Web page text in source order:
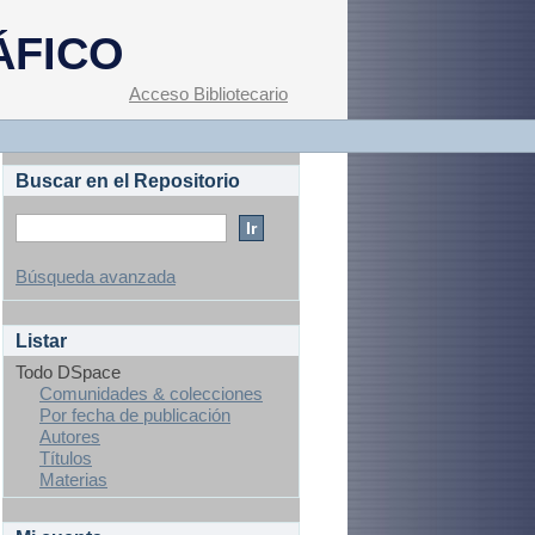
Acceso Bibliotecario
Buscar en el Repositorio
Búsqueda avanzada
Listar
Todo DSpace
Comunidades & colecciones
Por fecha de publicación
Autores
Títulos
Materias